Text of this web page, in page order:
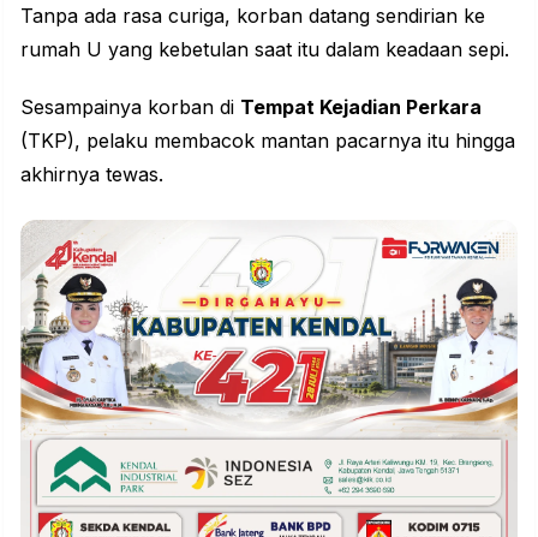
Tanpa ada rasa curiga, korban datang sendirian ke
rumah U yang kebetulan saat itu dalam keadaan sepi.
Sesampainya korban di Tempat Kejadian Perkara
(TKP), pelaku membacok mantan pacarnya itu hingga
akhirnya tewas.